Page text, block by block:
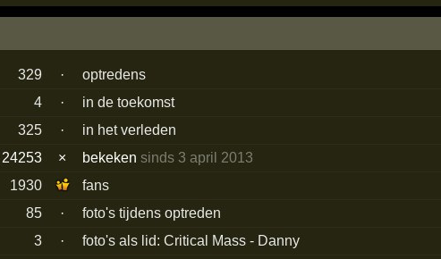
329 ·
optredens
4
·
in de toekomst
325
·
in het verleden
24253
× bekekensinds 3 april 2013
1930
fans
85
·
foto's tijdens optreden
3
·
foto's als lid: Critical Mass - Danny